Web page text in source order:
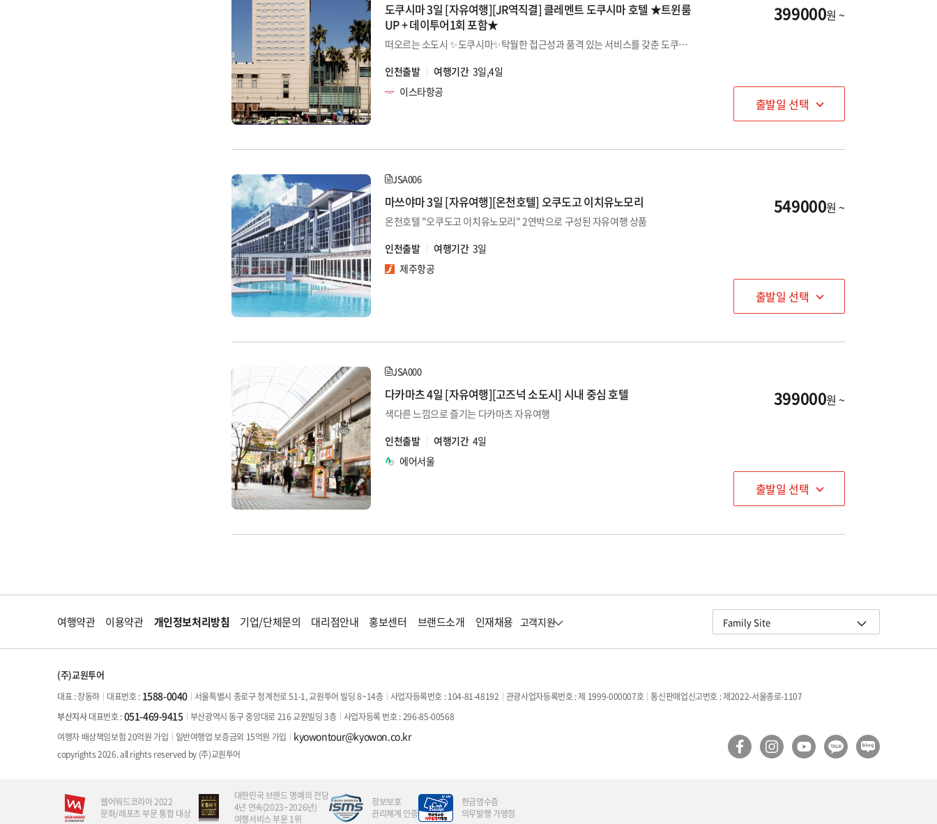
도쿠시마 3일 [자유여행][JR역직결] 클레멘트 도쿠시마 호텔 ★트윈룸
UP + 데이투어1회 포함★
떠오르는 소도시 ✨도쿠시마✨탁월한 접근성과 품격 있는 서비스를 갖춘 도쿠시마의 랜드마크 호텔
인천출발
여행기간 3일,4일
이스타항공
399000원 ~
출발일 선택
JSA006
마쓰야마 3일 [자유여행][온천호텔] 오쿠도고 이치유노모리
온천호텔 "오쿠도고 이치유노모리" 2연박으로 구성된 자유여행 상품
인천출발
여행기간 3일
제주항공
549000원 ~
출발일 선택
JSA000
다카마츠 4일 [자유여행][고즈넉 소도시] 시내 중심 호텔
색다른 느낌으로 즐기는 다카마츠 자유여행
인천출발
여행기간 4일
에어서울
399000원 ~
출발일 선택
여행약관 이용약관 개인정보처리방침 기업/단체문의 대리점안내 홍보센터 브랜드소개 인재채용 고객지원 Family Site
교원그룹
구몬학습
Wells
(주)교원투어
대표 : 장동하 대표번호 : 1588-0040 서울특별시 종로구 청계천로 51-1, 교원투어 빌딩 8~14층 사업자등록번호 : 104-81-48192 관광사업자등록번호 : 제 1999-000007호 통신판매업신고번호 : 제2022-서울종로-1107
부산지사대표번호 :051-469-9415 부산광역시 동구 중앙대로 216 교원빌딩 3층 사업자등록 번호 : 296-85-00568
여행자 배상책임보험 20억원 가입
일반여행업 보증금외 15억원 가입 kyowontour@kyowon.co.kr
copyrights 2026. all rights reserved by (주)교원투어
웹어워드코리아 2022
문화/레포츠 부문 통합 대상
대한민국 브랜드 명예의 전당
4년 연속(2023~2026년)
여행서비스 부문 1위
정보보호
관리체계 인증
현금영수증
의무발행 가맹점